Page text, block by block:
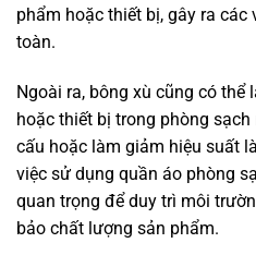
phẩm hoặc thiết bị, gây ra các
toàn.
Ngoài ra, bông xù cũng có thể
hoặc thiết bị trong phòng
cấu hoặc làm giảm hiệu suất
việc sử dụng quần áo phòng
quan trọng để duy trì môi
bảo chất lượng sản phẩm.